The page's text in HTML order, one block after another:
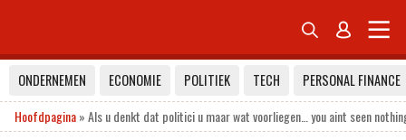
 
ONDERNEMEN ECONOMIE POLITIEK TECH
PERSONAL FINANCE
Hoofdpagina»Als u denkt dat politici u maar wat voorliegen… you aint seen